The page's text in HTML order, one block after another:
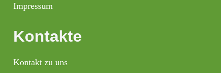
Impressum
Kontakte
Kontakt zu uns